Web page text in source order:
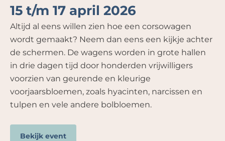
15 t/m 17 april 2026
Altijd al eens willen zien hoe een corsowagen
wordt gemaakt? Neem dan eens een kijkje achter
de schermen. De wagens worden in grote hallen
in drie dagen tijd door honderden vrijwilligers
voorzien van geurende en kleurige
voorjaarsbloemen, zoals hyacinten, narcissen en
tulpen en vele andere bolbloemen.
Bekijk event